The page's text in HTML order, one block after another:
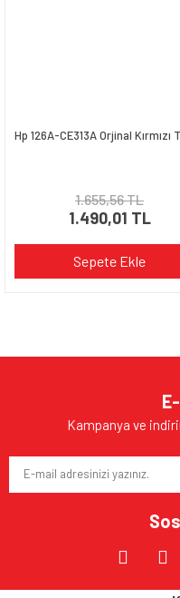
Hp 126A-CE313A Orjinal Kırmızı
1.655,56 TL
1.490,01 TL
Sepete Ekle
Kampanya ve